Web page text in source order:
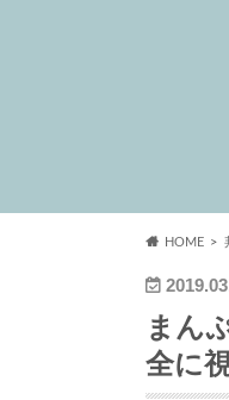
HOME
まん
全に